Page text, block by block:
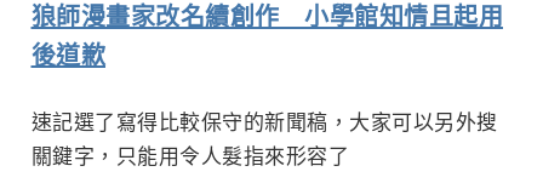
狼師漫畫家改名續創作 小學館知情且起用
後道歉
速記選了寫得比較保守的新聞稿，大家可以另外搜
關鍵字，只能用令人髮指來形容了